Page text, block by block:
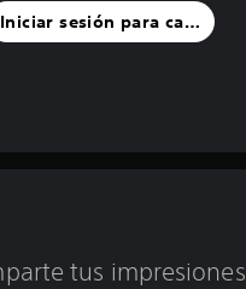
Iniciar sesión para calificar
tus impresiones